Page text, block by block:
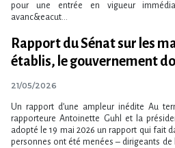
pour une entrée en vigueur
avanc&eacut...
Rapport du Sénat sur les
établis, le gouvernement
21/05/2026
Un rapport d’une ampleur inédite Au
rapporteure Antoinette Guhl et la
adopté le 19 mai 2026 un rapport qui fait
personnes ont été menées – dirigeants